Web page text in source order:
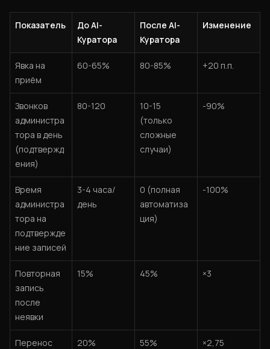
Показатель
До AI-
Куратора
После AI-
Куратора
Изменение
Явка на
приём
60-65% 80-85% +20 п.п.
Звонков
администра
тора в день
(подтвержд
ения)
80-120
10-15
(только
сложные
случаи)
-90%
Время
администра
тора на
подтвержде
ние записей
3-4 часа/
день
0 (полная
автоматиза
ция)
-100%
Повторная
запись
после
неявки
15% 45% ×3
Перенос
20% 55% ×2,75